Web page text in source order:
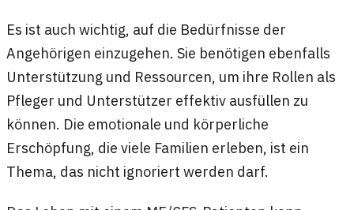
Es ist auch wichtig, auf die Bedürfnisse der
Angehörigen einzugehen. Sie benötigen ebenfalls
Unterstützung und Ressourcen, um ihre Rollen als
Pfleger und Unterstützer effektiv ausfüllen zu
können. Die emotionale und körperliche
Erschöpfung, die viele Familien erleben, ist ein
Thema, das nicht ignoriert werden darf.